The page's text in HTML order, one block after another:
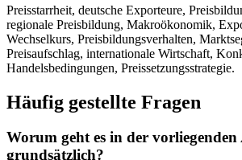
Preisstarrheit, deutsche Exporteure,
regionale Preisbildung, Makroökonomik,
Wechselkurs, Preisbildungsverhalten,
Preisaufschlag, internationale Wirtschaft,
Handelsbedingungen, Preissetzungsstrategie.
Häufig gestellte Fragen
Worum geht es in der
grundsätzlich?